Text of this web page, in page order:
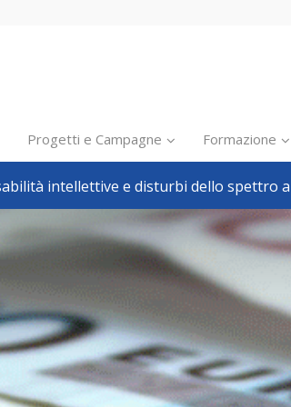
Inclusione scolastica
Inclusione lavorativa
Notizie dalla FISH
Politiche sociali
Sport
Formazione
Avvisi, bandi
Ricerca e Scienza
Welfare locale
Progetti e Campagne Formazione
intellettive e disturbi dello spettro